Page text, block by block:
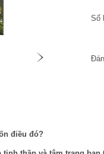
Số
điều đó?